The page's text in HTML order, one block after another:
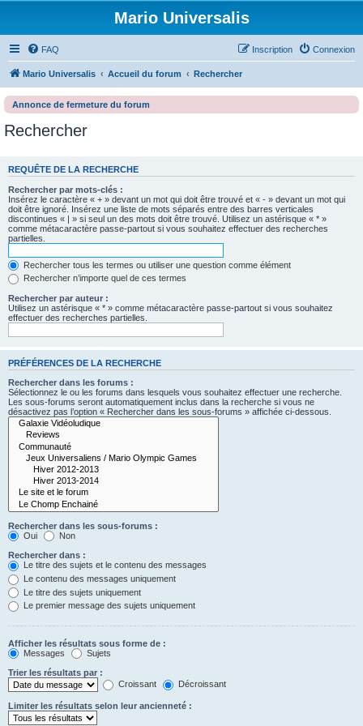
Mario Universalis
FAQ Connexion
Inscription
Mario Universalis Accueil du forum Rechercher
Annonce de fermeture du forum
Rechercher
REQUÊTE DE LA RECHERCHE
Rechercher par mots-clés :
Insérez le caractère « + » devant un mot qui doit être trouvé et « - » devant un mot qui
doit être ignoré. Insérez une liste de mots séparés entre des barres verticales
discontinues « | » si seul un des mots doit être trouvé. Utilisez un astérisque « * »
comme métacaractère passe-partout si vous souhaitez effectuer des recherches
partielles.
Rechercher tous les termes ou utiliser une question comme élément
Rechercher n’importe quel de ces termes
Rechercher par auteur :
Utilisez un astérisque « * » comme métacaractère passe-partout si vous souhaitez
effectuer des recherches partielles.
PRÉFÉRENCES DE LA RECHERCHE
Rechercher dans les forums :
Sélectionnez le ou les forums dans lesquels vous souhaitez effectuer une recherche.
Les sous-forums seront automatiquement inclus dans la recherche si vous ne
désactivez pas l’option « Rechercher dans les sous-forums » affichée ci-dessous.
Rechercher dans les sous-forums :
Oui
Non
Rechercher dans :
Le titre des sujets et le contenu des messages
Le contenu des messages uniquement
Le titre des sujets uniquement
Le premier message des sujets uniquement
Afficher les résultats sous forme de :
Messages
Sujets
Trier les résultats par :
Croissant
Décroissant
Limiter les résultats selon leur ancienneté :